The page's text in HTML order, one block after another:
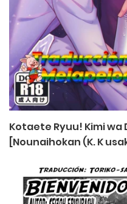
Kotaete Ryuu! Kimi
[Nounaihokan (K. K